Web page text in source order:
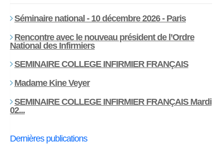
Séminaire national - 10 décembre 2026 - Paris
Rencontre avec le nouveau président de l’Ordre
National des Infirmiers
SEMINAIRE COLLEGE INFIRMIER FRANÇAIS
Madame Kine Veyer
SEMINAIRE COLLEGE INFIRMIER FRANÇAIS Mardi
02...
Dernières publications